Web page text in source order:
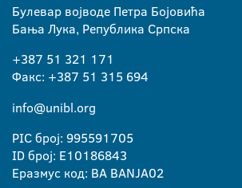
Булевар војводе Петра Бојовића
Бања Лука, Република Српска
+387 51 321 171
Факс: +387 51 315 694
info@unibl.org
PIC број: 995591705
ID број: E10186843
Еразмус код: BA BANJA02